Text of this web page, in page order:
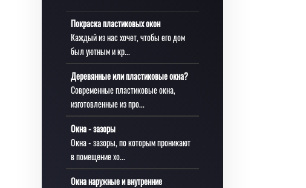
Покраска пластиковых окон
Каждый из нас хочет, чтобы его дом
был уютным и кр...
Деревянные или пластиковые окна?
Современные пластиковые окна,
изготовленные из про...
Окна - зазоры
Окна - зазоры, по которым проникают
в помещение хо...
Окна наружные и внутренние